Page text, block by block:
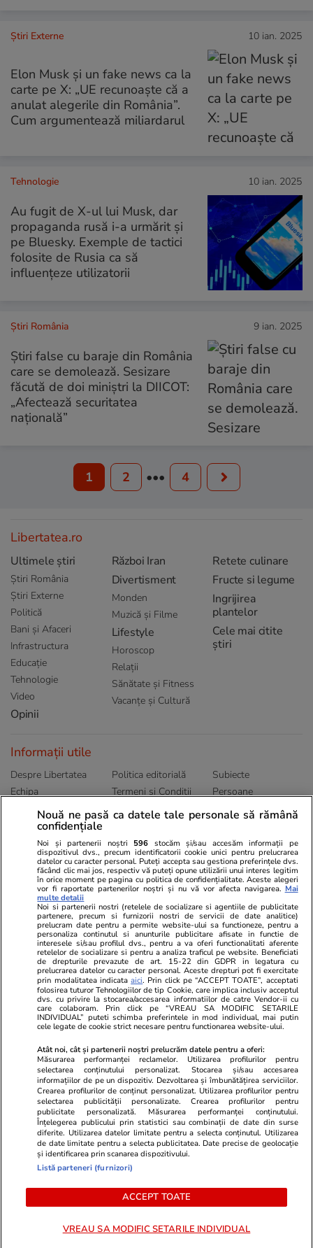
Știri Externe 10 ian. 2025
Elon Musk și un fake news ca la
carte pe X: „UE recunoaște că a
anulat alegerile din România”.
Cum argumentează miliardarul
Tehnologie 10 ian. 2025
Au fugit de X-ul lui Musk, dar
propaganda rusă i-a urmărit și
pe Bluesky. Exemple de tactici
folosite de Rusia ca să
influențeze utilizatorii
Știri România 9 ian. 2025
Știri false cu baraje din România
care se demolează. Sesizare
făcută de doi miniștri la DIICOT:
„Afectează securitatea
națională”
1 2 ••• 4
Libertatea.ro
Ultimele știri
Știri România
Știri Externe
Politică
Bani și Afaceri
Infrastructura
Educație
Tehnologie
Video
Opinii
Război Iran
Divertisment
Monden
Muzică și Filme
Lifestyle
Horoscop
Relații
Sănătate și Fitness
Vacanțe și Cultură
Retete culinare
Fructe si legume
Ingrijirea
plantelor
Cele mai citite
știri
Informații utile
Despre Libertatea
Echipa
Publicitate
Politica de
Politica editorială
Termeni și Conditii
Abonamente
Subiecte
Persoane
Sitemap
Ringier România
Libertatea pentru
Unica.ro
Program TV
Avantaje
ELLE
Gazeta Sporturilor
Stiri mondene
Calculator sarcina
Ajută Copiii
Locuri de muncă
Imobiliare.ro
Jobradar24
Imoradar24
Colecții Libertatea
Pariază responsabil! Decizia ONJN nr. 821/25.09.2025.
Jocurile de noroc sunt interzise minorilor.
© 2026 Ringier Romania. Toate drepturile rezervate
Actualizare preferințe cookies
Nouă ne pasă ca datele tale personale să rămână
confidențiale
Noi și partenerii noștri 596 stocăm și/sau accesăm informații pe
dispozitivul dvs., precum identificatorii cookie unici pentru prelucrarea
datelor cu caracter personal. Puteți accepta sau gestiona preferințele dvs.
făcând clic mai jos, respectiv vă puteți opune utilizării unui interes legitim
în orice moment pe pagina cu politica de confidențialitate. Aceste alegeri
vor fi raportate partenerilor noștri și nu vă vor afecta navigarea. Mai
multe detalii
Noi si partenerii nostri (retelele de socializare si agentiile de publicitate
partenere, precum si furnizorii nostri de servicii de date analitice)
prelucram date pentru a permite website-ului sa functioneze, pentru a
personaliza continutul si anunturile publicitare afisate in functie de
interesele si/sau profilul dvs., pentru a va oferi functionalitati aferente
retelelor de socializare si pentru a analiza traficul pe website. Beneficiati
de drepturile prevazute de art. 15-22 din GDPR in legatura cu
prelucrarea datelor cu caracter personal. Aceste drepturi pot fi exercitate
prin modalitatea indicataaici. Prin click pe “ACCEPT TOATE”, acceptati
folosirea tuturor Tehnologiilor de tip Cookie, care implica inclusiv acceptul
dvs. cu privire la stocarea/accesarea informatiilor de catre Vendor-ii cu
care colaboram. Prin click pe “VREAU SA MODIFIC SETARILE
INDIVIDUAL” puteti schimba preferintele in mod individual, mai putin
cele legate de cookie strict necesare pentru functionarea website-ului.
Atât noi, cât și partenerii noștri prelucrăm datele pentru a oferi:
Măsurarea performanței reclamelor. Utilizarea profilurilor pentru
selectarea conținutului personalizat. Stocarea și/sau accesarea
informațiilor de pe un dispozitiv. Dezvoltarea și îmbunătățirea serviciilor.
Crearea profilurilor de conținut personalizat. Utilizarea profilurilor pentru
selectarea publicității personalizate. Crearea profilurilor pentru
publicitate personalizată. Măsurarea performanței conținutului.
Înțelegerea publicului prin statistici sau combinații de date din surse
diferite. Utilizarea datelor limitate pentru a selecta conținutul. Utilizarea
de date limitate pentru a selecta publicitatea. Date precise de geolocație
și identificarea prin scanarea dispozitivului.
Listă parteneri (furnizori)
ACCEPT TOATE
VREAU SA MODIFIC SETARILE INDIVIDUAL